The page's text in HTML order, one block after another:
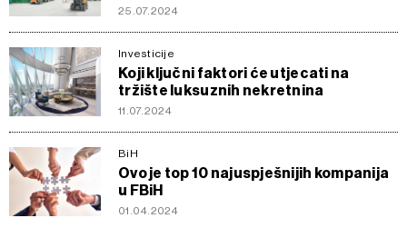
25.07.2024
Investicije
Koji ključni faktori će utjecati na
tržište luksuznih nekretnina
11.07.2024
BiH
Ovo je top 10 najuspješnijih kompanija
u FBiH
01.04.2024